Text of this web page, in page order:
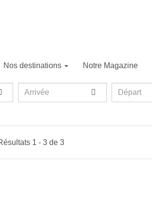
Nos destinations Notre Magazine
Arrivée Départ
1 - 3 de 3